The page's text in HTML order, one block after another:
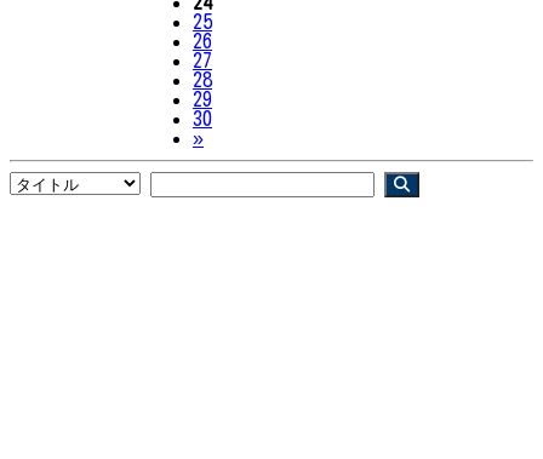
25
26
27
28
29
30
»Next